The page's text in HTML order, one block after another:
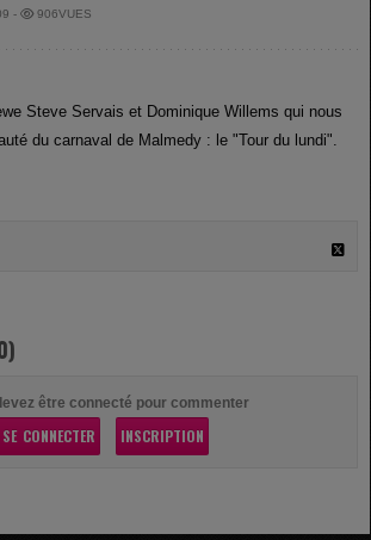
- 906VUES
Steve Servais et Dominique Willems qui nous
du carnaval de Malmedy : le "Tour du lundi".
être connecté pour commenter
SE CONNECTER INSCRIPTION